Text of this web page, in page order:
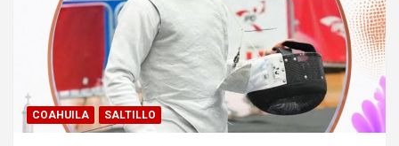
COAHUILA SALTILLO